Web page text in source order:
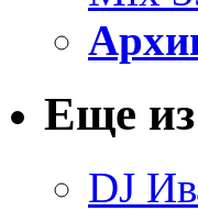
Еще из
DJ